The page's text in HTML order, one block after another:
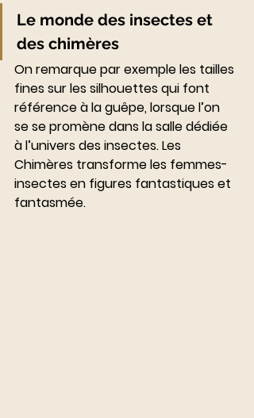
Le monde des insectes et
des chimères
On remarque par exemple les tailles
fines sur les silhouettes qui font
référence à la guêpe, lorsque l’on
se se promène dans la salle dédiée
à l’univers des insectes. Les
Chimères transforme les femmes-
insectes en figures fantastiques et
fantasmée.